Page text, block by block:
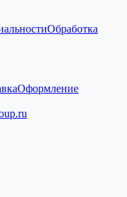
Обработка
Оформление